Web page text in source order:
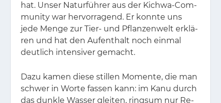
hat. Un­ser Na­tur­füh­rer aus der Kich­wa-Com­
mu­ni­ty war her­vor­ra­gend. Er konn­te uns
jede Men­ge zur Tier- und Pflan­zen­welt er­klä­
ren und hat den Auf­ent­halt noch ein­mal
deut­lich in­ten­si­ver ge­macht.
Dazu ka­men die­se stil­len Mo­men­te, die man
schwer in Wor­te fas­sen kann: im Kanu durch
das dunk­le Was­ser glei­ten, rings­um nur Re­